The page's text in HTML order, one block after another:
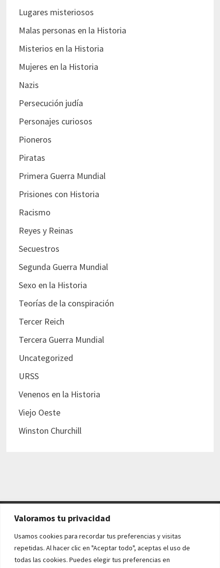
Valoramos tu privacidad
Usamos cookies para recordar tus preferencias y visitas
repetidas. Al hacer clic en "Aceptar todo", aceptas el uso de
todas las cookies. Puedes elegir tus preferencias en
Lugares misteriosos
Malas personas en la Historia
Misterios en la Historia
Mujeres en la Historia
Nazis
Persecución judía
Personajes curiosos
Pioneros
Piratas
Primera Guerra Mundial
Prisiones con Historia
Racismo
Reyes y Reinas
Secuestros
Segunda Guerra Mundial
Sexo en la Historia
Teorías de la conspiración
Tercer Reich
Tercera Guerra Mundial
Uncategorized
URSS
Venenos en la Historia
Viejo Oeste
Winston Churchill
AVISO LEGAL Y POLÍTICAS
Aviso legal